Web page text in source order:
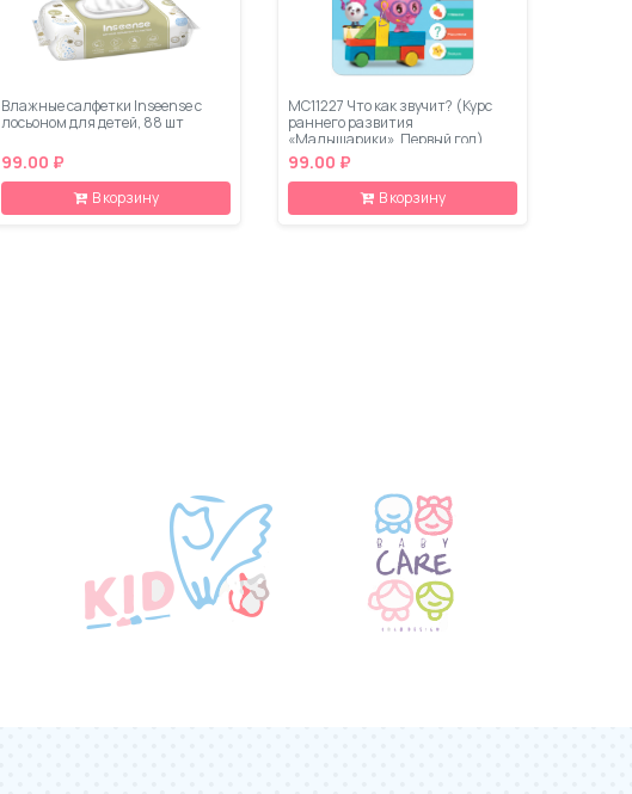
Влажные салфетки Inseense с
лосьоном для детей, 88 шт
99.00 ₽
В корзину
МС11227 Что как звучит? (Курс
раннего развития
«Малышарики». Первый год)
99.00 ₽
В корзину